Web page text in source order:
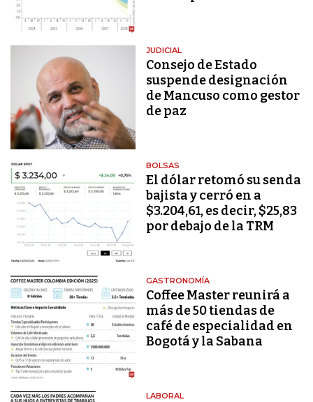
JUDICIAL
Consejo de Estado
suspende designación
de Mancuso como gestor
de paz
BOLSAS
El dólar retomó su senda
bajista y cerró en a
$3.204,61, es decir, $25,83
por debajo de la TRM
GASTRONOMÍA
Coffee Master reunirá a
más de 50 tiendas de
café de especialidad en
Bogotá y la Sabana
LABORAL